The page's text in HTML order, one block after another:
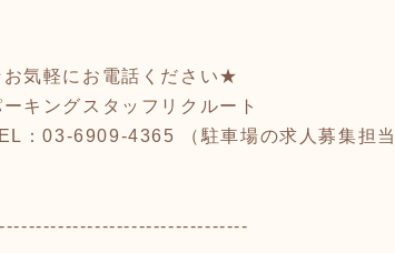
気軽にお電話ください★
ーキングスタッフリクルート
：03-6909-4365 （駐車場の求人募集担当